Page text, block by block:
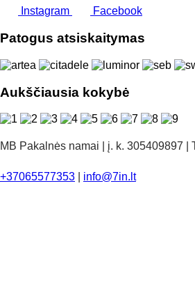
Instagram Facebook
Patogus atsiskaitymas
Aukščiausia kokybė
MB Pakalnės namai | į. k. 305409897 |
+37065577353 info@7in.lt